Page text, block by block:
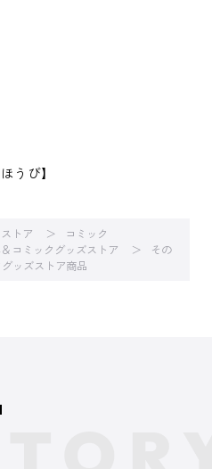
うび】
トア
コミック
コミックグッズストア
その
ッズストア商品